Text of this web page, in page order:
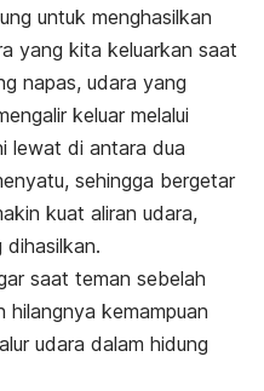
untuk menghasilkan
yang kita keluarkan saat
napas, udara yang
keluar melalui
lewat di antara dua
sehingga bergetar
kuat aliran udara,
dihasilkan.
saat teman sebelah
kemampuan
udara dalam hidung